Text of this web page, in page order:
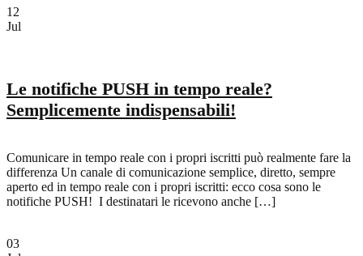
12
Jul
Le notifiche PUSH in tempo reale?
Semplicemente indispensabili!
Comunicare in tempo reale con i propri iscritti può realmente fare la
differenza Un canale di comunicazione semplice, diretto, sempre
aperto ed in tempo reale con i propri iscritti: ecco cosa sono le
notifiche PUSH! I destinatari le ricevono anche […]
03